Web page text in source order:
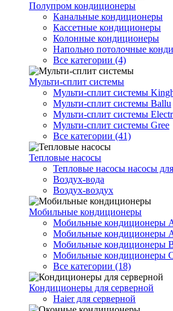
Полупром кондиционеры
Канальные кондиционеры
Кассетные кондиционеры
Колонные кондиционеры
Напольно потолочные
Все категории (4)
Мульти-сплит системы
Мульти-сплит системы
Мульти-сплит системы Ballu
Мульти-сплит системы
Мульти-сплит системы Gree
Все категории (41)
Тепловые насосы
Тепловые насосы насосы
Воздух-вода
Воздух-воздух
Мобильные кондиционеры
Мобильные кондиционеры
Мобильные кондиционеры
Мобильные кондиционеры
Мобильные кондиционеры
Все категории (18)
Кондиционеры для серверной
Haier для серверной